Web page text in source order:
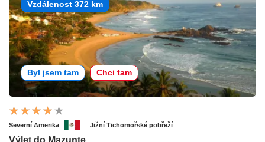
Vzdálenost 372 km
Byl jsem tam Chci tam
Severní Amerika Jižní Tichomořské pobřeží
Výlet do Mazunte